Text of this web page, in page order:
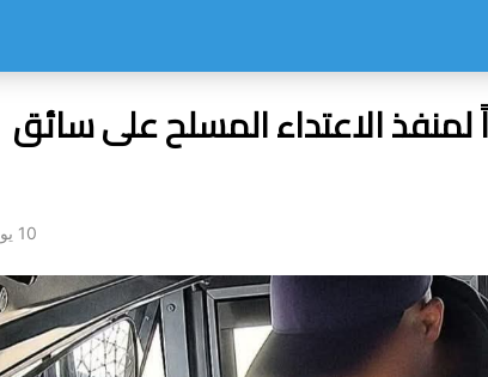
لمنفذ الاعتداء المسلح على سائق
10 يونيو 2026